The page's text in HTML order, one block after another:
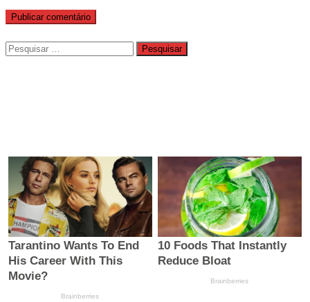
Pesquisar
por: